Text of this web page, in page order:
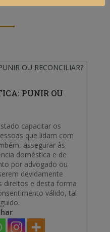
PUNIR OU
capacitar os
que lidam com
assegurar às
doméstica e de
por advogado ou
devidamente
direitos e desta forma
válido, tal